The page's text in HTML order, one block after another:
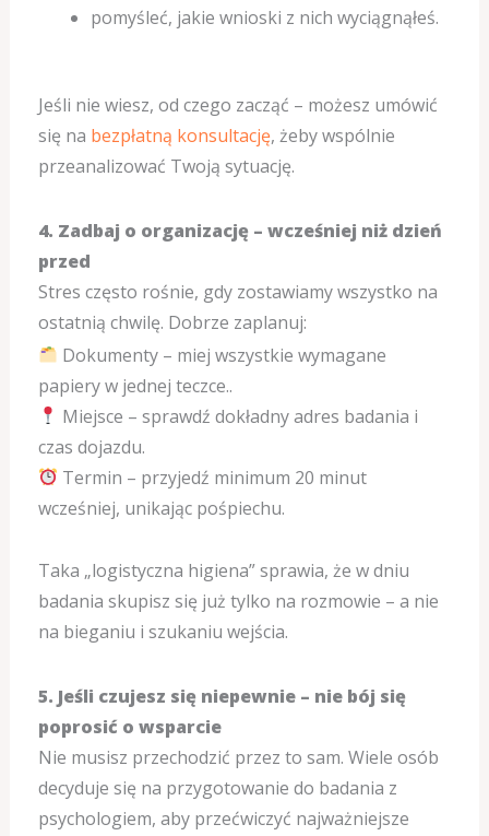
pomyśleć, jakie wnioski z nich wyciągnąłeś.
Jeśli nie wiesz, od czego zacząć – możesz umówić
się na bezpłatną konsultację, żeby wspólnie
przeanalizować Twoją sytuację.
4. Zadbaj o organizację – wcześniej niż dzień
przed
Stres często rośnie, gdy zostawiamy wszystko na
ostatnią chwilę. Dobrze zaplanuj:
Dokumenty – miej wszystkie wymagane
papiery w jednej teczce..
Miejsce – sprawdź dokładny adres badania i
czas dojazdu.
Termin – przyjedź minimum 20 minut
wcześniej, unikając pośpiechu.
Taka „logistyczna higiena” sprawia, że w dniu
badania skupisz się już tylko na rozmowie – a nie
na bieganiu i szukaniu wejścia.
5. Jeśli czujesz się niepewnie – nie bój się
poprosić o wsparcie
Nie musisz przechodzić przez to sam. Wiele osób
decyduje się na przygotowanie do badania z
psychologiem, aby przećwiczyć najważniejsze